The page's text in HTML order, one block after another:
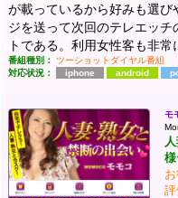
が載っているから好みも選
ジを送って次回のテレエッ
トである。利用女性客も非常
番組種別：
ツーショットダイヤル番組
対応状況：
iphone android
モ